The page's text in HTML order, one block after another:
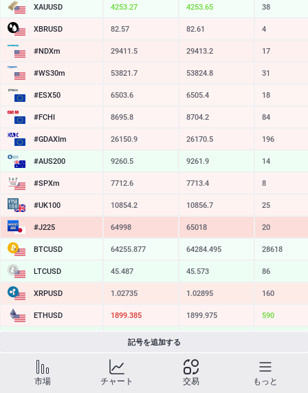
XAUUSD 4253.27 4253.65 38
XBRUSD 82.57 82.61 4
#NDXm 29411.5 29413.2 17
#WS30m 53821.7 53824.8 31
#ESX50 6503.6 6505.4 18
#FCHI 8695.8 8704.2 84
#GDAXIm 26150.9 26170.5 196
#AUS200 9260.5 9261.9 14
#SPXm 7712.6 7713.4 8
#UK100 10854.2 10856.7 25
#J225 64998 65018 20
BTCUSD 64255.877 64284.495 28618
LTCUSD 45.487 45.573 86
XRPUSD 1.02735 1.02895 160
ETHUSD 1899.385 1899.975 590
213.469
SOLUSD 72.64
TSLA 320.07 320.64 57
記号を追加する
市場 チャート 交易 もっと